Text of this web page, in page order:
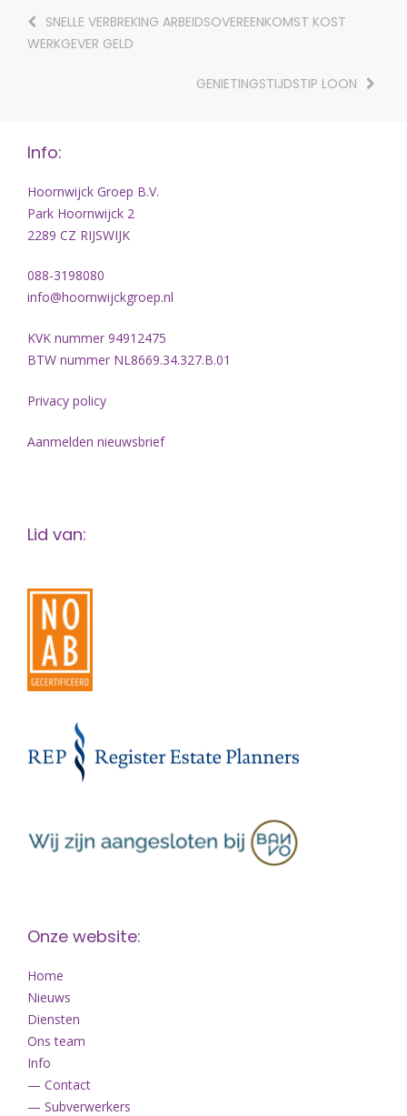
SNELLE VERBREKING ARBEIDSOVEREENKOMST KOST
WERKGEVER GELD
GENIETINGSTIJDSTIP LOON
Info:
Hoornwijck Groep B.V.
Park Hoornwijck 2
2289 CZ RIJSWIJK
088-3198080
info@hoornwijckgroep.nl
KVK nummer 94912475
BTW nummer NL8669.34.327.B.01
Privacy policy
Aanmelden nieuwsbrief
Lid van:
Onze website:
Home
Nieuws
Diensten
Ons team
Info
— Contact
— Subverwerkers